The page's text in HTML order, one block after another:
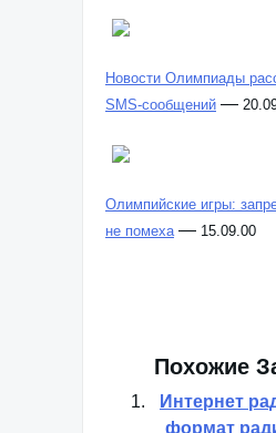
Новости Олимпиады
SMS-сообщений —
Олимпийские игры:
не помеха — 15.09.00
Похожие
Интернет
формат